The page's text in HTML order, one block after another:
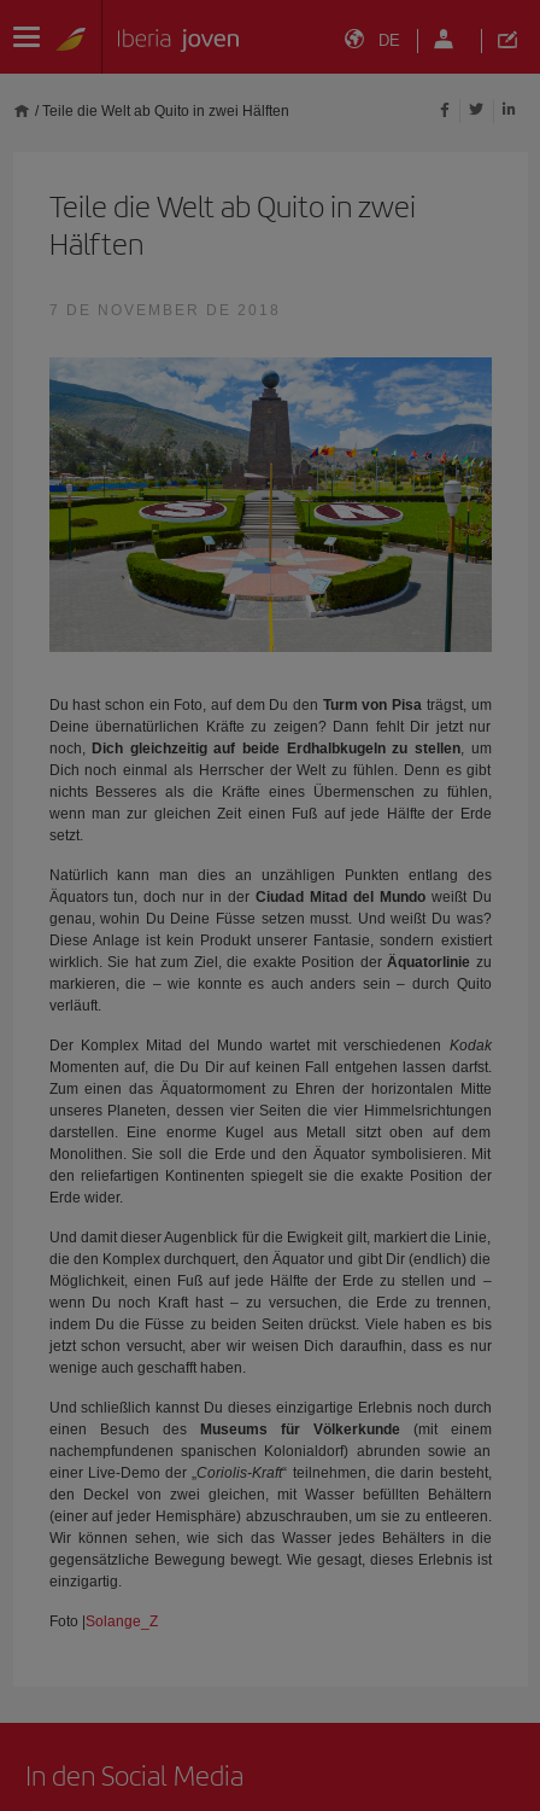
DE
/ Teile die Welt ab Quito in zwei Hälften
Teile die Welt ab Quito in zwei
Hälften
7 DE NOVEMBER DE 2018
Du hast schon ein Foto, auf dem Du den Turm von Pisa trägst, um
Deine übernatürlichen Kräfte zu zeigen? Dann fehlt Dir jetzt nur
noch, Dich gleichzeitig auf beide Erdhalbkugeln zu stellen, um
Dich noch einmal als Herrscher der Welt zu fühlen. Denn es gibt
nichts Besseres als die Kräfte eines Übermenschen zu fühlen,
wenn man zur gleichen Zeit einen Fuß auf jede Hälfte der Erde
setzt.
Natürlich kann man dies an unzähligen Punkten entlang des
Äquators tun, doch nur in der Ciudad Mitad del Mundoweißt Du
genau, wohin Du Deine Füsse setzen musst. Und weißt Du was?
Diese Anlage ist kein Produkt unserer Fantasie, sondern existiert
wirklich. Sie hat zum Ziel, die exakte Position der Äquatorlinie zu
markieren, die – wie konnte es auch anders sein – durch Quito
verläuft.
Der Komplex Mitad del Mundo wartet mit verschiedenen Kodak
Momenten auf, die Du Dir auf keinen Fall entgehen lassen darfst.
Zum einen das Äquatormoment zu Ehren der horizontalen Mitte
unseres Planeten, dessen vier Seiten die vier Himmelsrichtungen
darstellen. Eine enorme Kugel aus Metall sitzt oben auf dem
Monolithen. Sie soll die Erde und den Äquator symbolisieren. Mit
den reliefartigen Kontinenten spiegelt sie die exakte Position der
Erde wider.
Und damit dieser Augenblick für die Ewigkeit gilt, markiert die Linie,
die den Komplex durchquert, den Äquator und gibt Dir (endlich) die
Möglichkeit, einen Fuß auf jede Hälfte der Erde zu stellen und –
wenn Du noch Kraft hast – zu versuchen, die Erde zu trennen,
indem Du die Füsse zu beiden Seiten drückst. Viele haben es bis
jetzt schon versucht, aber wir weisen Dich daraufhin, dass es nur
wenige auch geschafft haben.
Und schließlich kannst Du dieses einzigartige Erlebnis noch durch
einen Besuch des
Museums für Völkerkunde (mit einem
nachempfundenen spanischen Kolonialdorf) abrunden sowie an
einer Live-Demo der „Coriolis-Kraft“ teilnehmen, die darin besteht,
den Deckel von zwei gleichen, mit Wasser befüllten Behältern
(einer auf jeder Hemisphäre) abzuschrauben, um sie zu entleeren.
Wir können sehen, wie sich das Wasser jedes Behälters in die
gegensätzliche Bewegung bewegt. Wie gesagt, dieses Erlebnis ist
einzigartig.
Foto | Solange_Z
In den Social Media